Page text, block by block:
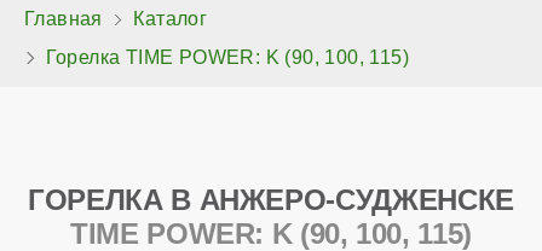
Главная
Каталог
Горелка TIME POWER: K (90, 100, 115)
ГОРЕЛКА В АНЖЕРО-СУДЖЕНСКЕ
TIME POWER: K (90, 100, 115)